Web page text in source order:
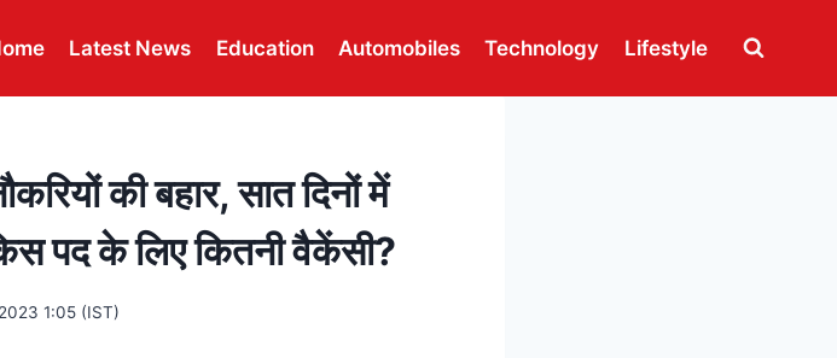
Latest News Education Automobiles Technology Lifestyle
की बहार, सात दिनों में
पद के लिए कितनी वैकेंसी?
1:05 (IST)